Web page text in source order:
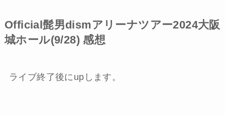
Official髭男dismアリーナツアー2024大阪
城ホール(9/28) 感想
ライブ終了後にupします。